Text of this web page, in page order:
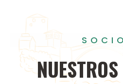
NUESTROS